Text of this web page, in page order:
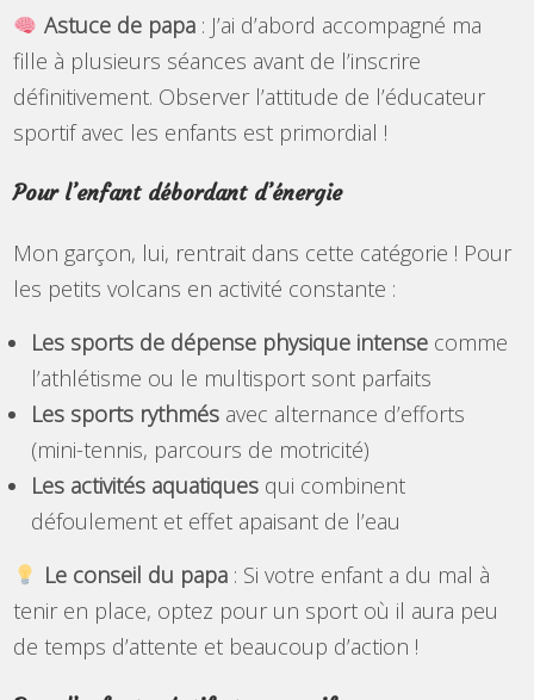
Astuce de papa: J’ai d’abord accompagné ma
fille à plusieurs séances avant de l’inscrire
définitivement. Observer l’attitude de l’éducateur
sportif avec les enfants est primordial !
Pour l’enfant débordant d’énergie
Mon garçon, lui, rentrait dans cette catégorie ! Pour
les petits volcans en activité constante :
Les sports de dépense physique intense comme
l’athlétisme ou le multisport sont parfaits
Les sports rythmés avec alternance d’efforts
(mini-tennis, parcours de motricité)
Les activités aquatiques qui combinent
défoulement et effet apaisant de l’eau
Le conseil du papa: Si votre enfant a du mal à
tenir en place, optez pour un sport où il aura peu
de temps d’attente et beaucoup d’action !